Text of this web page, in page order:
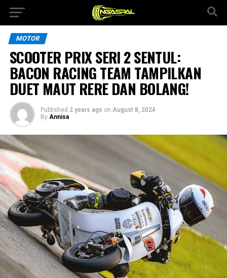
MOTOR
SCOOTER PRIX SERI 2 SENTUL:
BACON RACING TEAM TAMPILKAN
DUET MAUT RERE DAN BOLANG!
Published 2 years ago on August 8, 2024
By Annisa